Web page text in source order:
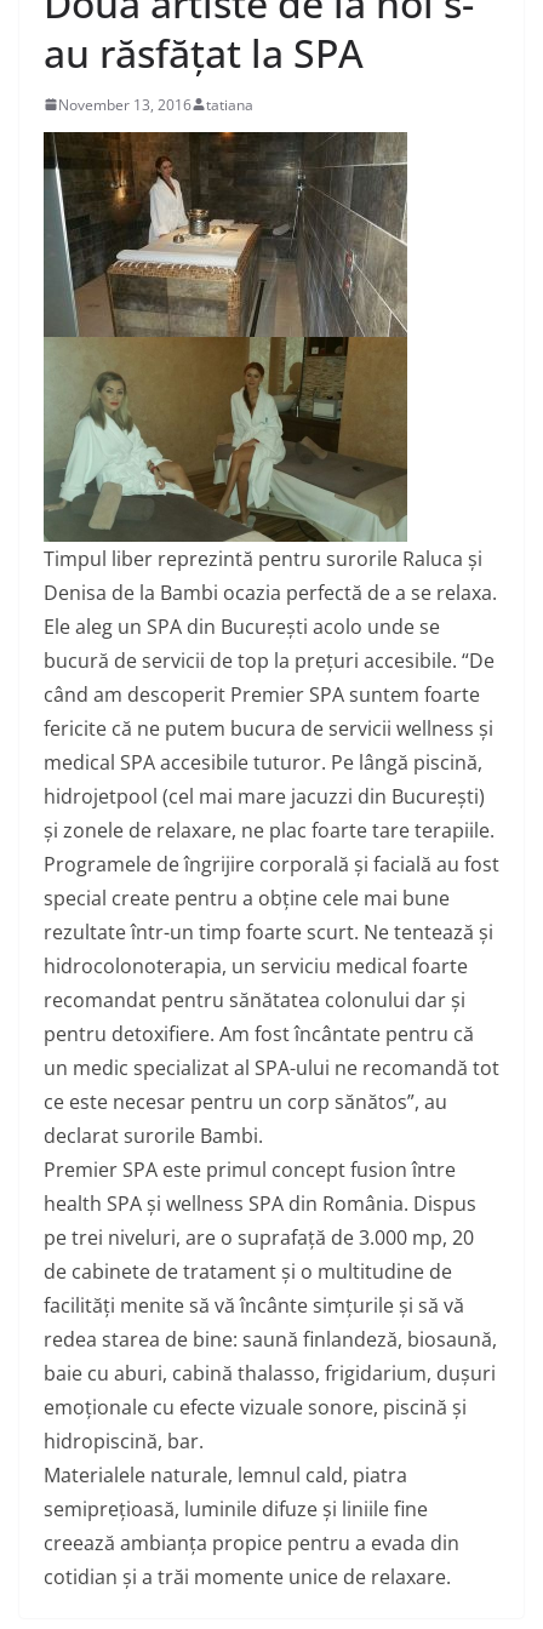
au răsfățat la SPA
November 13, 2016 tatiana
Timpul liber reprezintă pentru surorile Raluca și
Denisa de la Bambi ocazia perfectă de a se relaxa.
Ele aleg un SPA din București acolo unde se
bucură de servicii de top la prețuri accesibile. “De
când am descoperit Premier SPA suntem foarte
fericite că ne putem bucura de servicii wellness și
medical SPA accesibile tuturor. Pe lângă piscină,
hidrojetpool (cel mai mare jacuzzi din București)
și zonele de relaxare, ne plac foarte tare terapiile.
Programele de îngrijire corporală și facială au fost
special create pentru a obține cele mai bune
rezultate într-un timp foarte scurt. Ne tentează și
hidrocolonoterapia, un serviciu medical foarte
recomandat pentru sănătatea colonului dar și
pentru detoxifiere. Am fost încântate pentru că
un medic specializat al SPA-ului ne recomandă tot
ce este necesar pentru un corp sănătos”, au
declaratsurorile Bambi.
Premier SPA este primul concept fusion între
health SPA și wellness SPA din România. Dispus
pe trei niveluri, are o suprafață de 3.000 mp, 20
de cabinete de tratament și o multitudine de
facilități menite să vă încânte simțurile și să vă
redea starea de bine: saună finlandeză, biosaună,
baie cu aburi, cabină thalasso, frigidarium, dușuri
emoționale cu efecte vizuale sonore, piscină și
hidropiscină, bar.
Materialele naturale, lemnul cald, piatra
semiprețioasă, luminile difuze și liniile fine
creează ambianța propice pentru a evada din
cotidian și a trăi momente unice de relaxare.